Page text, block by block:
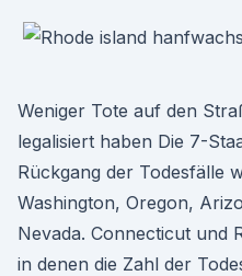
Weniger Tote auf den
legalisiert haben Die 7-
Rückgang der Todesfälle
Washington, Oregon,
Nevada. Connecticut und
in denen die Zahl der